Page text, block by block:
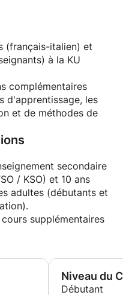
mon expérience
j'ai une
leçons chaque
(français-italien) et
à la KU
complémentaires
d'apprentissage, les
et de méthodes de
secondaire
/ KSO) et 10 ans
adultes (débutants et
supplémentaires
Niveau du
Débutant